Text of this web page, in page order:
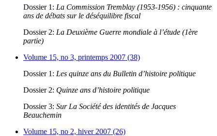
Dossier 1: La Commission Tremblay (1953-1956) : cinquante
ans de débats sur le déséquilibre fiscal
Dossier 2: La Deuxième Guerre mondiale à l’étude (1ère
partie)
Volume 15, no 3, printemps 2007 (38)
Dossier 1: Les quinze ans du Bulletin d’histoire politique
Dossier 2: Quinze ans d’histoire politique
Dossier 3: Sur La Société des identités de Jacques
Beauchemin
Volume 15, no 2, hiver 2007 (26)